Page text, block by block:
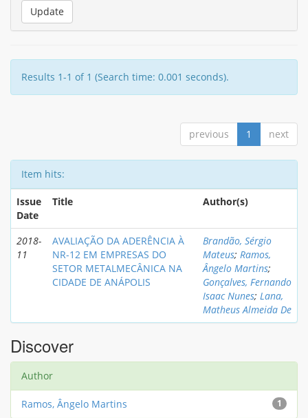
Results 1-1 of 1 (Search time: 0.001 seconds).
previous 1 next
Item hits:
Issue
Date
Title Author(s)
2018-
11
AVALIAÇÃO DA ADERÊNCIA À
NR-12 EM EMPRESAS DO
SETOR METALMECÂNICA NA
CIDADE DE ANÁPOLIS
Brandão, Sérgio
Mateus; Ramos,
Ângelo Martins;
Gonçalves, Fernando
Isaac Nunes; Lana,
Matheus Almeida De
Discover
Author
1
Ramos, Ângelo Martins